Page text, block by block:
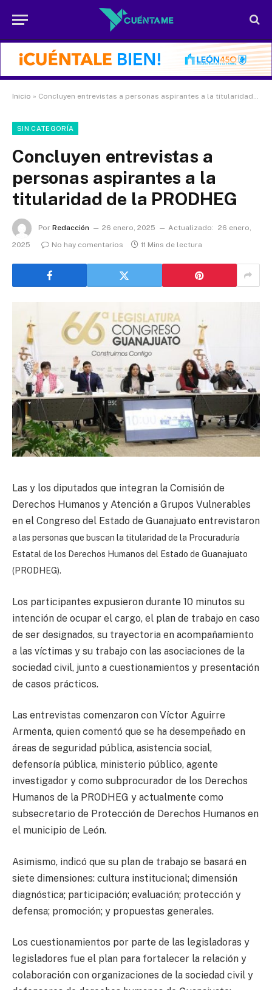
Inicio » Concluyen entrevistas a personas aspirantes a la titularidad de la PRODHEG
SIN CATEGORÍA
Concluyen entrevistas a
personas aspirantes a la
titularidad de la PRODHEG
Por Redacción 26 enero, 2025 Actualizado: 26 enero,
2025
No hay comentarios 11 Mins de lectura
Las y los diputados que integran la Comisión de
Derechos Humanos y Atención a Grupos Vulnerables
en el Congreso del Estado de Guanajuato entrevistaron
a las personas que buscan la titularidad de la Procuraduría
Estatal de los Derechos Humanos del Estado de Guanajuato
(PRODHEG).
Los participantes expusieron durante 10 minutos su
intención de ocupar el cargo, el plan de trabajo en caso
de ser designados, su trayectoria en acompañamiento
a las víctimas y su trabajo con las asociaciones de la
sociedad civil, junto a cuestionamientos y presentación
de casos prácticos.
Las entrevistas comenzaron con Víctor Aguirre
Armenta, quien comentó que se ha desempeñado en
áreas de seguridad pública, asistencia social,
defensoría pública, ministerio público, agente
investigador y como subprocurador de los Derechos
Humanos de la PRODHEG y actualmente como
subsecretario de Protección de Derechos Humanos en
el municipio de León.
Asimismo, indicó que su plan de trabajo se basará en
siete dimensiones: cultura institucional; dimensión
diagnóstica; participación; evaluación; protección y
defensa; promoción; y propuestas generales.
Los cuestionamientos por parte de las legisladoras y
legisladores fue el plan para fortalecer la relación y
colaboración con organizaciones de la sociedad civil y